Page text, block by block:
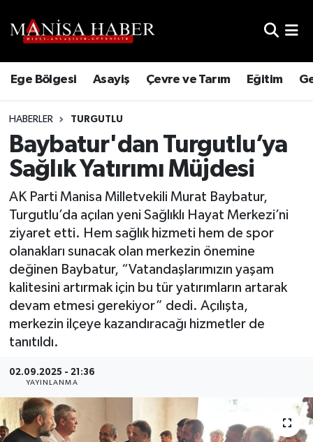
Ege Bölgesi Asayiş Çevre ve Tarım Eğitim
HABERLER TURGUTLU
Baybatur'dan Turgutlu’ya
Sağlık Yatırımı Müjdesi
AK Parti Manisa Milletvekili Murat Baybatur,
Turgutlu’da açılan yeni Sağlıklı Hayat Merkezi’ni
ziyaret etti. Hem sağlık hizmeti hem de spor
olanakları sunacak olan merkezin önemine
değinen Baybatur, “Vatandaşlarımızın yaşam
kalitesini artırmak için bu tür yatırımların artarak
devam etmesi gerekiyor” dedi. Açılışta,
merkezin ilçeye kazandıracağı hizmetler de
tanıtıldı.
02.09.2025 - 21:36
YAYINLANMA
Trafik Durumu
Süper Lig Puan Durumu ve Fikstür
Tüm Manşetler
Son Dakika Haberleri
Haber Arşivi